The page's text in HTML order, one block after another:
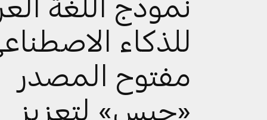
للذكاء
مفتوح المصدر
«جيس» لتعزيز